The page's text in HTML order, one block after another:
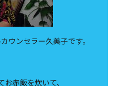
ウンセラー久美子です。
赤飯を炊いて、